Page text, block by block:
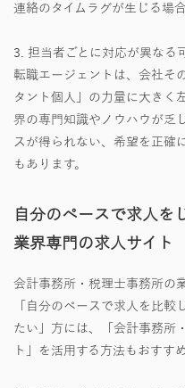
連絡のタイムラグが生じる場合
3. 担当者ごとに対応が異なる
転職エージェントは、会社そ
タント個人」の力量に大きく
界の専門知識やノウハウが乏
スが得られない、希望を正確
もあります。
自分のペースで求人を
業界専門の求人サイト
会計事務所・税理士事務所の
「自分のペースで求人を比較
たい」方には、「会計事務所
ト」を活用する方法もおすすめ